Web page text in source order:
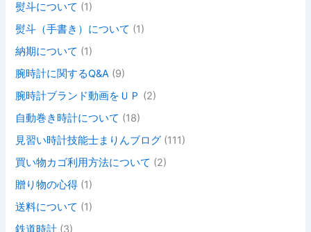
熨斗について (1)
熨斗（手書き）について (1)
納期について (1)
腕時計に関するQ&A (9)
腕時計ブランド動画をＵＰ (2)
自動巻き時計について (18)
見習い時計技能士まりんブログ (111)
買い物カゴ利用方法について (2)
贈り物の心得 (1)
送料について (1)
鉄道時計 (3)